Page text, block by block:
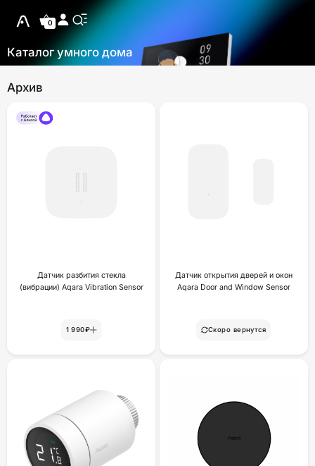
0
Каталог умного дома
Архив
Датчик разбития стекла
(вибрации) Aqara Vibration Sensor
1 990₽
Датчик открытия дверей и окон
Aqara Door and Window Sensor
Скоро вернутся